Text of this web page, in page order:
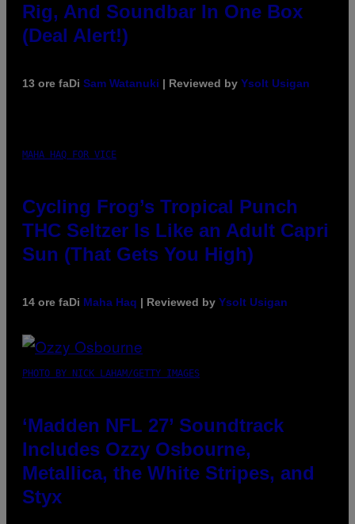
Rig, And Soundbar In One Box
(Deal Alert!)
13 ore faDi Sam Watanuki | Reviewed by Ysolt Usigan
MAHA HAQ FOR VICE
Cycling Frog’s Tropical Punch
THC Seltzer Is Like an Adult Capri
Sun (That Gets You High)
14 ore faDi Maha Haq | Reviewed by Ysolt Usigan
PHOTO BY NICK LAHAM/GETTY IMAGES
‘Madden NFL 27’ Soundtrack
Includes Ozzy Osbourne,
Metallica, the White Stripes, and
Styx